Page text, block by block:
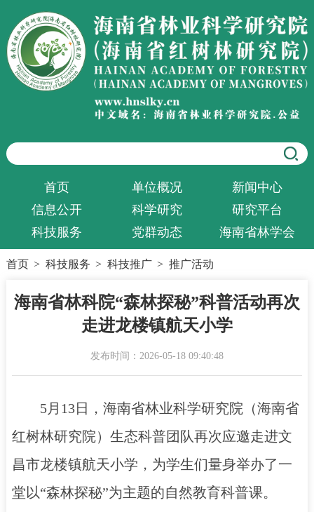
首页 单位概况
新闻中心
信息公开
科学研究
研究平台
科技服务
党群动态 海南省林学会
首页 > 科技服务 > 科技推广 > 推广活动
海南省林科院“森林探秘”科普活动再次
走进龙楼镇航天小学
发布时间：2026-05-18 09:40:48
5月13日，海南省林业科学研究院（海南省
红树林研究院）生态科普团队再次应邀走进文
昌市龙楼镇航天小学，为学生们量身举办了一
堂以“森林探秘”为主题的自然教育科普课。